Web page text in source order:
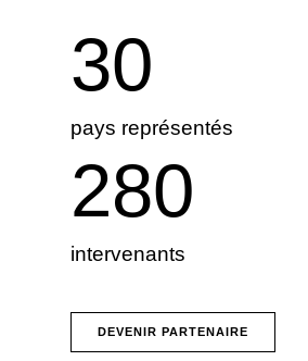
pays représentés
30
intervenants
280
DEVENIR PARTENAIRE